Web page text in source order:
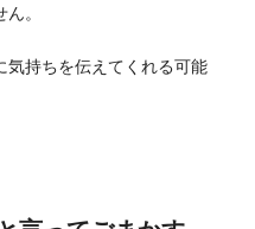
。
気持ちを伝えてくれる可能